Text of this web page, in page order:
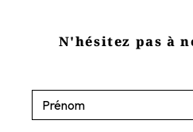
N'hésitez pas à